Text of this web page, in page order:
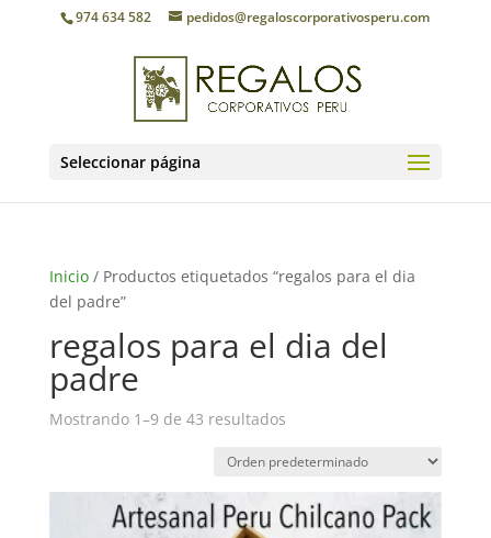
974 634 582 pedidos@regaloscorporativosperu.com
Seleccionar página
Inicio/ Productos etiquetados “regalos para el dia
del padre”
regalos para el dia del
padre
Mostrando 1–9 de 43 resultados